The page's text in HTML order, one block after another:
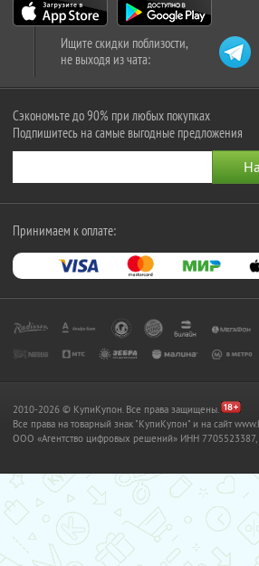
Ищите скидки поблизости,
не выходя из чата:
Сэкономьте до 90% при любых покупках
Подпишитесь на самые выгодные предложения
Принимаем к оплате:
2010-2026 © КупиКупон. Все права защищены.
Все права на товарный знак "КупиКупон" и на сайт
OOO «Агентство цифровых решений» ИНН